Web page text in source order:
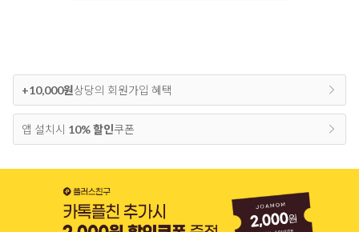
+10,000원상당의 회원가입 혜택
앱 설치시 10% 할인쿠폰